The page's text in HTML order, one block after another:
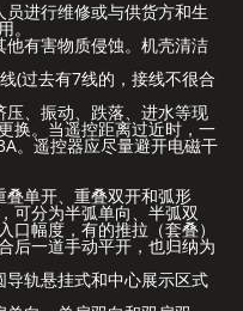
进行维修或与供货方和生
。
有害物质侵蚀。机壳清洁
(过去有7线的，接线不很合
、振动、跌落、进水等现
换。当遥控距离过近时，一
。遥控器应尽量避开电磁干
单开、重叠双开和弧形
可分为半弧单向、半弧双
口幅度，有的推拉（套叠）
后一道手动平开，也归纳为
轨悬挂式和中心展示区式